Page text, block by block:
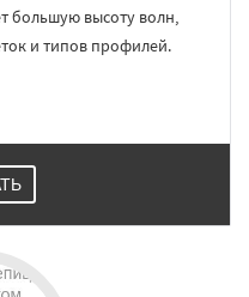
большую высоту волн,
и типов профилей.